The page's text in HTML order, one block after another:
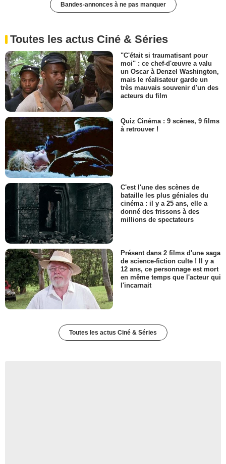
Bandes-annonces à ne pas manquer
Toutes les actus Ciné & Séries
"C'était si traumatisant pour
moi" : ce chef-d'œuvre a valu
un Oscar à Denzel Washington,
mais le réalisateur garde un
très mauvais souvenir d'un des
acteurs du film
Quiz Cinéma : 9 scènes, 9 films
à retrouver !
C'est l'une des scènes de
bataille les plus géniales du
cinéma : il y a 25 ans, elle a
donné des frissons à des
millions de spectateurs
Présent dans 2 films d'une saga
de science-fiction culte ! Il y a
12 ans, ce personnage est mort
en même temps que l'acteur qui
l'incarnait
Toutes les actus Ciné & Séries